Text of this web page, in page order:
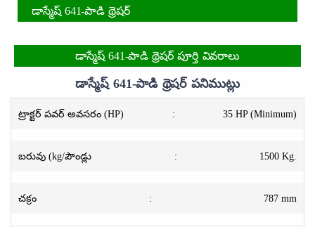
డాస్మేష్ 641-పాడి థ్రెషర్
డాస్మేష్ 641-పాడి థ్రెషర్ పూర్తి వివరాలు
డాస్మేష్ 641-పాడి థ్రెషర్ పనిముట్లు
ట్రాక్టర్ పవర్ అవసరం (HP) : 35 HP (Minimum)
బరువు (kg/పౌండ్లు : 1500 Kg.
చక్రం : 787 mm